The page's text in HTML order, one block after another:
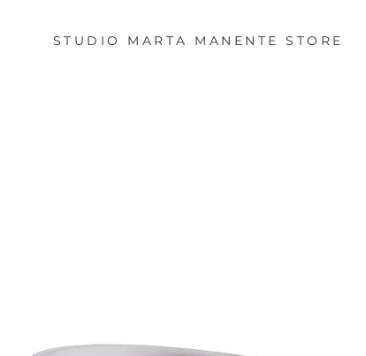
STUDIO MARTA MANENTE STORE